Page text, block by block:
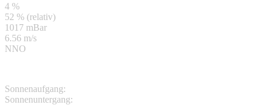
4 %
52 % (relativ)
1017 mBar
6.56 m/s
NNO
Sonnenaufgang:
Sonnenuntergang: